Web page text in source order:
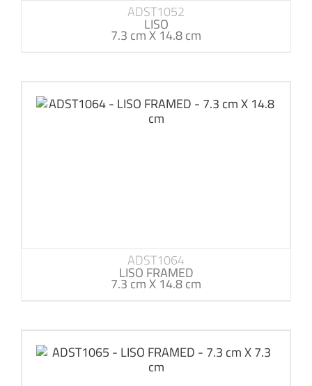
ADST1052
LISO
7.3 cm X 14.8 cm
ADST1064
LISO FRAMED
7.3 cm X 14.8 cm